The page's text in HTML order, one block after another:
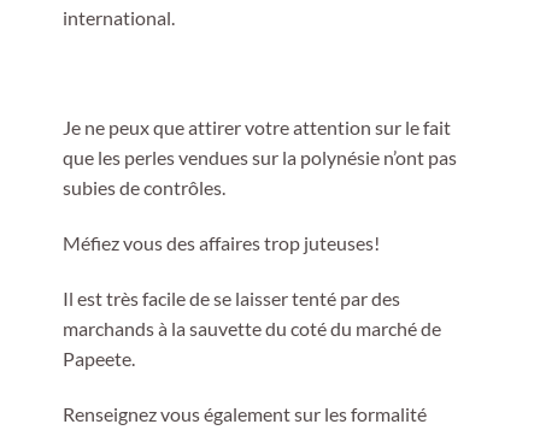
international.
Je ne peux que attirer votre attention sur le fait
que les perles vendues sur la polynésie n’ont pas
subies de contrôles.
Méfiez vous des affaires trop juteuses!
Il est très facile de se laisser tenté par des
marchands à la sauvette du coté du marché de
Papeete.
Renseignez vous également sur les formalité